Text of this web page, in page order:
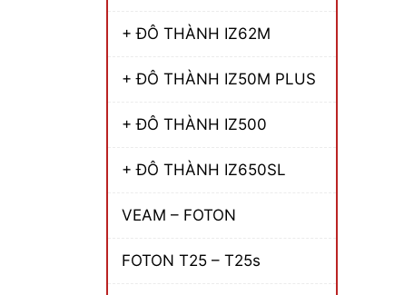
+ ĐÔ THÀNH IZ62M
+ ĐÔ THÀNH IZ50M PLUS
+ ĐÔ THÀNH IZ500
+ ĐÔ THÀNH IZ650SL
VEAM – FOTON
FOTON T25 – T25s